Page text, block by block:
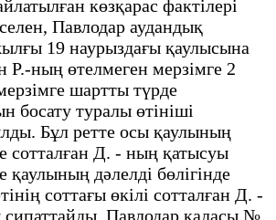
көзқарас фактілері
Павлодар аудандық
19 наурыздағы қаулысына
Р.-ның өтелмеген мерзімге 2
шартты түрде
босату туралы өтініші
Бұл ретте осы қаулының
сотталған Д. - ның қатысуы
қаулының дәлелді бөлігінде
соттағы өкілі сотталған Д. -
Павлодар қаласы №